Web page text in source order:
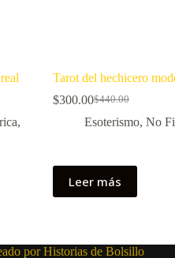
,
Tarot del hechicero
$440.00
El
precio
$300.00El
precio
Esoterismo, No
Leer más
por Historias de Bolsillo